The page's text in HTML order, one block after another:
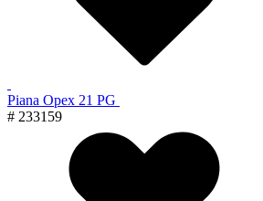
Piana Орех 21 PG
# 233159